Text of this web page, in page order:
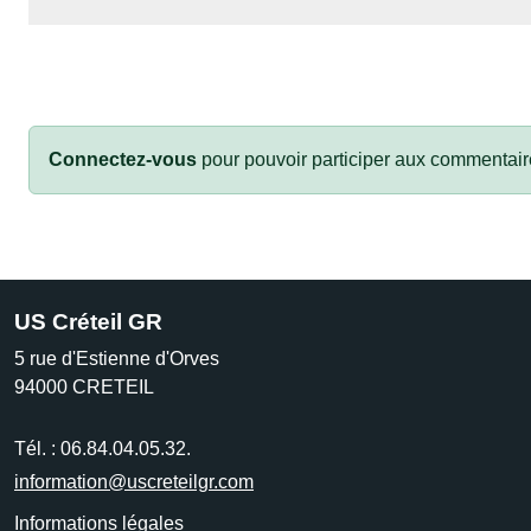
Connectez-vous pour pouvoir participer aux
US Créteil GR
5 rue d'Estienne d'Orves
94000 CRETEIL
Tél. : 06.84.04.05.32.
information@uscreteilgr.com
Informations légales